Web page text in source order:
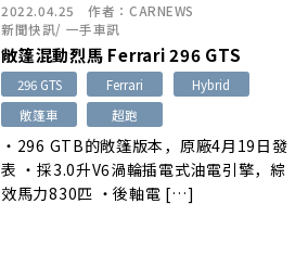
2022.04.25 作者： CARNEWS
新聞快訊/ 一手車訊
敞篷混動烈馬 Ferrari 296 GTS
296 GTS Ferrari
Hybrid
敞篷車
超跑
・296 GTB的敞篷版本，原廠4月19日發
表 ・採3.0升V6渦輪插電式油電引擎，綜
效馬力830匹 ・後軸電 […]